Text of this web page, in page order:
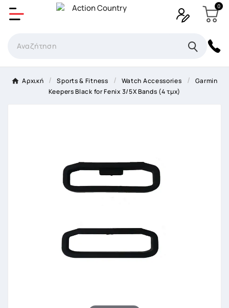
0
Αρχική Sports & Fitness Watch Accessories
Garmin
Keepers Black for Fenix 3/5X Bands (4 τμχ)
Δημιουργία λίστα επιθυμητών
×
Όνομα Λίστα επιθυμιτών
Ακύρωση Δημιουργία λίστα επιθυμητών